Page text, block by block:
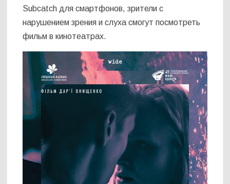
Subcatch для смартфонов, зрители с
нарушением зрения и слуха смогут посмотреть
фильм в кинотеатрах.